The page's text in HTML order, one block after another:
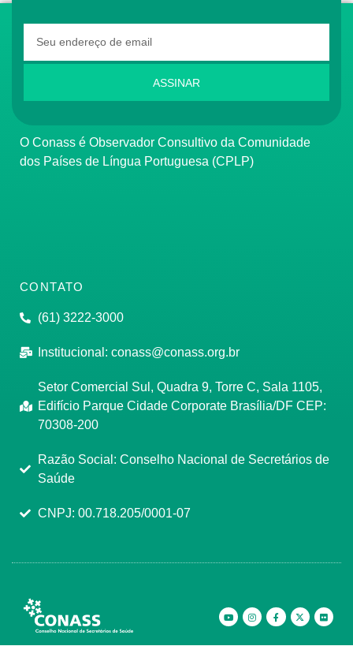
ASSINAR
O Conass é Observador Consultivo da Comunidade
dos Países de Língua Portuguesa (CPLP)
CONTATO
(61) 3222-3000
Institucional: conass@conass.org.br
Setor Comercial Sul, Quadra 9, Torre C, Sala 1105,
Edifício Parque Cidade Corporate Brasília/DF CEP:
70308-200
Razão Social: Conselho Nacional de Secretários de
Saúde
CNPJ: 00.718.205/0001-07